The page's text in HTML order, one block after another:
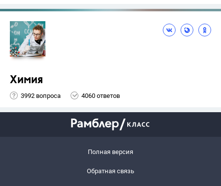
Химия
3992 вопроса 4060 ответов
Полная версия
Обратная связь